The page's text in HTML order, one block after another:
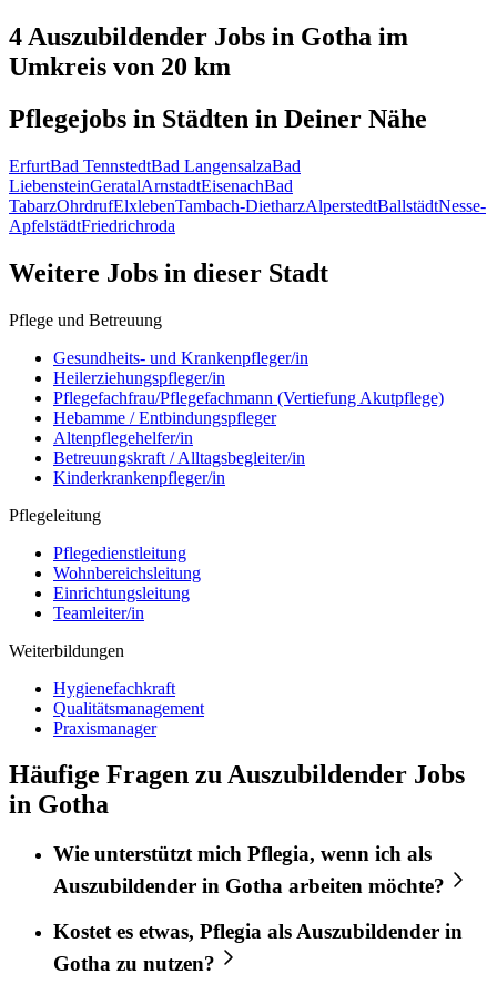
4 Auszubildender Jobs in Gotha im
Umkreis von 20 km
Pflegejobs in Städten in Deiner Nähe
ErfurtBad TennstedtBad LangensalzaBad
LiebensteinGeratalArnstadtEisenachBad
TabarzOhrdrufElxlebenTambach-DietharzAlperstedtBallstädtNesse-
ApfelstädtFriedrichroda
Weitere Jobs in dieser Stadt
Pflege und Betreuung
Gesundheits- und Krankenpfleger/in
Heilerziehungspfleger/in
Pflegefachfrau/Pflegefachmann (Vertiefung Akutpflege)
Hebamme / Entbindungspfleger
Altenpflegehelfer/in
Betreuungskraft / Alltagsbegleiter/in
Kinderkrankenpfleger/in
Pflegeleitung
Pflegedienstleitung
Wohnbereichsleitung
Einrichtungsleitung
Teamleiter/in
Weiterbildungen
Hygienefachkraft
Qualitätsmanagement
Praxismanager
Häufige Fragen zu Auszubildender Jobs
in Gotha
Wie unterstützt mich Pflegia, wenn ich als
Auszubildender in Gotha arbeiten möchte?
Kostet es etwas, Pflegia als Auszubildender in
Gotha zu nutzen?